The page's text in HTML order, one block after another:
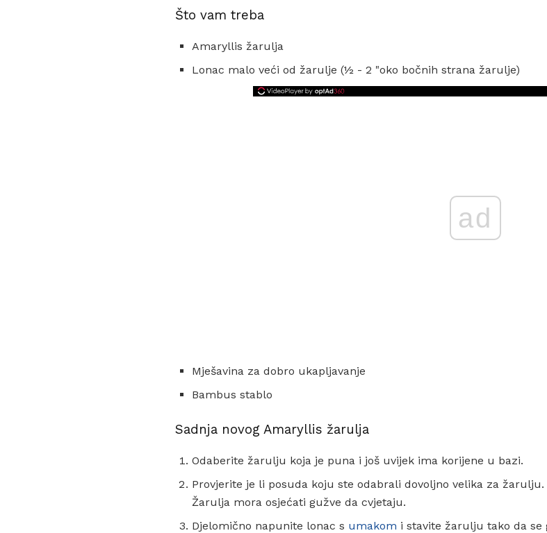
Što vam treba
Amaryllis žarulja
Lonac malo veći od žarulje (½ - 2 "oko bočnih strana žarulje)
ad
Mješavina za dobro ukapljavanje
Bambus stablo
Sadnja novog Amaryllis žarulja
Odaberite žarulju koja je puna i još uvijek ima korijene u bazi.
Provjerite je li posuda koju ste odabrali dovoljno velika za
Žarulja mora osjećati gužve da cvjetaju.
Djelomično napunite lonac s umakom i stavite žarulju tako da